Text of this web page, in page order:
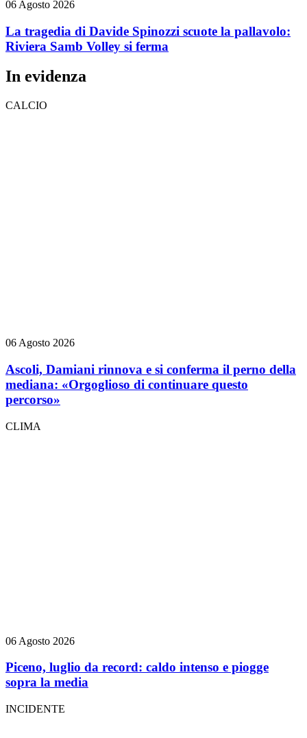
06 Agosto 2026
La tragedia di Davide Spinozzi scuote la pallavolo:
Riviera Samb Volley si ferma
In evidenza
CALCIO
06 Agosto 2026
Ascoli, Damiani rinnova e si conferma il perno della
mediana: «Orgoglioso di continuare questo
percorso»
CLIMA
06 Agosto 2026
Piceno, luglio da record: caldo intenso e piogge
sopra la media
INCIDENTE